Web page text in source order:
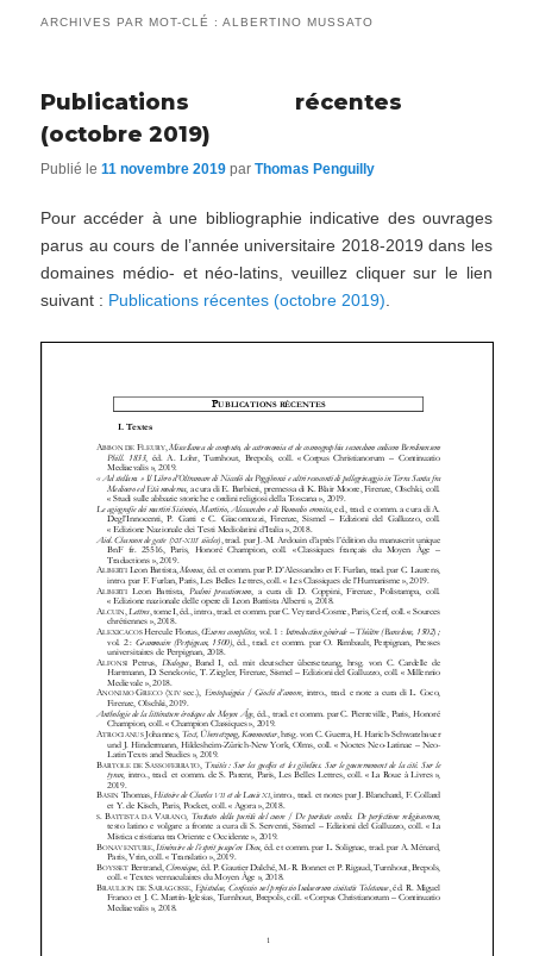
ARCHIVES PAR MOT-CLÉ :ALBERTINO MUSSATO
Publications récentes
(octobre 2019)
Publié le11 novembre 2019 parThomas Penguilly
Pour accéder à une bibliographie indicative des ouvrages
parus au cours de l’année universitaire 2018-2019 dans les
domaines médio- et néo-latins, veuillez cliquer sur le lien
suivant : Publications récentes (octobre 2019)